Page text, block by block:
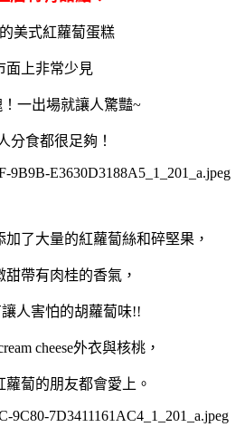
美式紅蘿蔔蛋糕
面上非常少見
一出場就讓人驚豔~
分食都很足夠！
了大量的紅蘿蔔絲和碎堅果，
甜帶有肉桂的香氣，
人害怕的胡蘿蔔味!!
cheese外衣與核桃，
蘿蔔的朋友都會愛上。